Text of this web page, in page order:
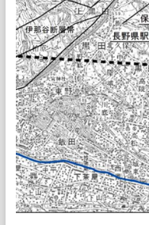
も
暗
く
な
っ
て